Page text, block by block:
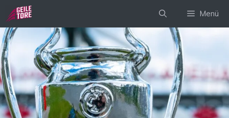
Zum
Inhalt
springen
Menü